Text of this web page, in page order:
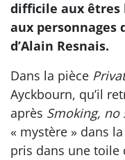
difficile aux
aux
d’Alain Resnais.
Dans la pièce
Ayckbourn, qu’il
après Smoking, no
« mystère » dans
pris dans une toile